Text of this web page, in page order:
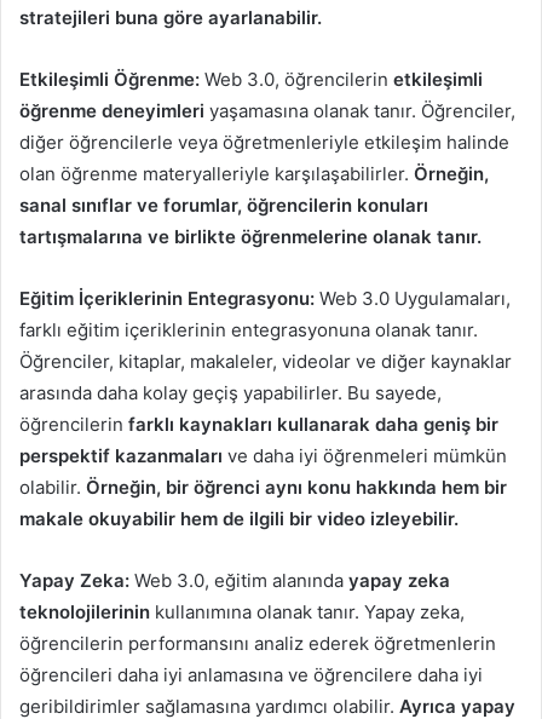
stratejileri buna göre ayarlanabilir.
Etkileşimli Öğrenme: Web 3.0, öğrencilerin etkileşimli
öğrenme deneyimleri yaşamasına olanak tanır. Öğrenciler,
diğer öğrencilerle veya öğretmenleriyle etkileşim halinde
olan öğrenme materyalleriyle karşılaşabilirler. Örneğin,
sanal sınıflar ve forumlar, öğrencilerin konuları
tartışmalarına ve birlikte öğrenmelerine olanak tanır.
Eğitim İçeriklerinin Entegrasyonu: Web 3.0 Uygulamaları,
farklı eğitim içeriklerinin entegrasyonuna olanak tanır.
Öğrenciler, kitaplar, makaleler, videolar ve diğer kaynaklar
arasında daha kolay geçiş yapabilirler. Bu sayede,
öğrencilerin farklı kaynakları kullanarak daha geniş bir
perspektif kazanmaları ve daha iyi öğrenmeleri mümkün
olabilir. Örneğin, bir öğrenci aynı konu hakkında hem bir
makale okuyabilir hem de ilgili bir video izleyebilir.
Yapay Zeka: Web 3.0, eğitim alanında yapay zeka
teknolojilerinin kullanımına olanak tanır. Yapay zeka,
öğrencilerin performansını analiz ederek öğretmenlerin
öğrencileri daha iyi anlamasına ve öğrencilere daha iyi
geribildirimler sağlamasına yardımcı olabilir. Ayrıca yapay